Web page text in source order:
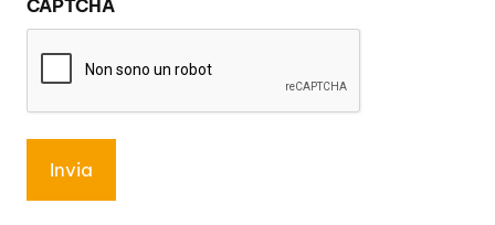
privacy
CAPTCHA